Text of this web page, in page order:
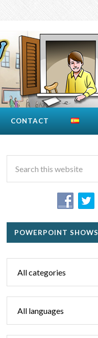
CONTACT
POWERPOINT SHOWS